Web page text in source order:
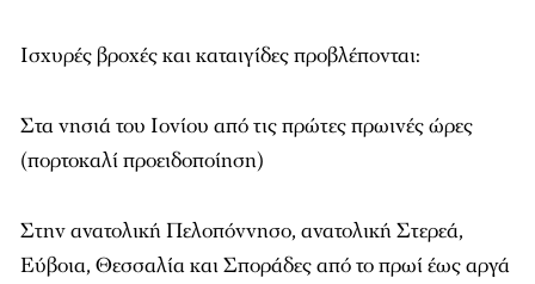
Ισχυρές βροχές και καταιγίδες προβλέπονται:
Στα νησιά του Ιονίου από τις πρώτες πρωινές ώρες
(πορτοκαλί προειδοποίηση)
Στην ανατολική Πελοπόννησο, ανατολική Στερεά,
Εύβοια, Θεσσαλία και Σποράδες από το πρωί έως αργά